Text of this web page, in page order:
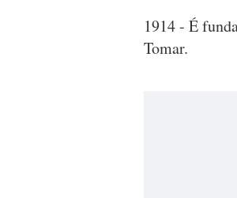
1914 - É
Tomar.